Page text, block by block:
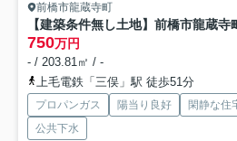
前橋市龍蔵寺町
750万円
- / 203.81㎡ / -
上毛電鉄「三俣」駅 徒歩51分
プロパンガス 陽当り良好 閑静な住
公共下水